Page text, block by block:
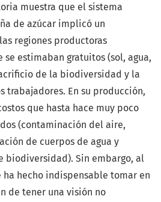
muestra que el sistema
de azúcar implicó un
regiones productoras
estimaban gratuitos (sol, agua,
de la biodiversidad y la
trabajadores. En su producción,
que hasta hace muy poco
(contaminación del aire,
de cuerpos de agua y
biodiversidad). Sin embargo, al
ha hecho indispensable tomar en
de tener una visión no